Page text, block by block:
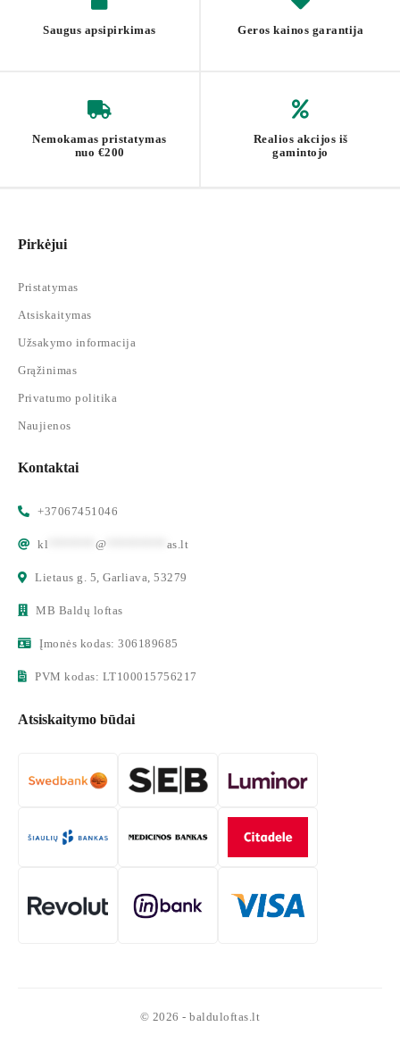
Saugus apsipirkimas Geros kainos garantija
Nemokamas pristatymas
nuo €200
Realios akcijos iš
gamintojo
Pirkėjui
Pristatymas
Atsiskaitymas
Užsakymo informacija
Grąžinimas
Privatumo politika
Naujienos
Kontaktai
+37067451046
kl @ as.lt
Lietaus g. 5, Garliava, 53279
MB Baldų loftas
Įmonės kodas: 306189685
PVM kodas: LT100015756217
Atsiskaitymo būdai
© 2026 - balduloftas.lt